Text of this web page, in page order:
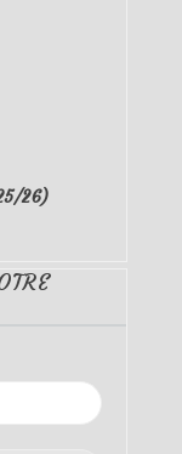
26)